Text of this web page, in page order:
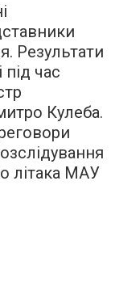
Результати
під час
Кулеба.
літака МАУ